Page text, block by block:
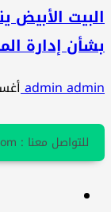
البيت
بشأن إدارة
admin admin
للتواصل معنا : info@uma-iq.com